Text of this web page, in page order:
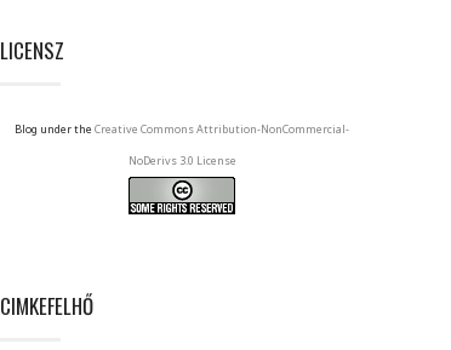
LICENSZ
Blog under the Creative Commons Attribution-NonCommercial-
NoDerivs 3.0 License
CIMKEFELHŐ